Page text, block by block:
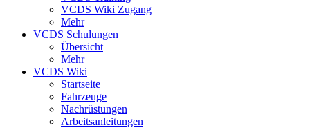
VCDS Wiki Zugang
Mehr
VCDS Schulungen
Übersicht
Mehr
VCDS Wiki
Startseite
Fahrzeuge
Nachrüstungen
Arbeitsanleitungen